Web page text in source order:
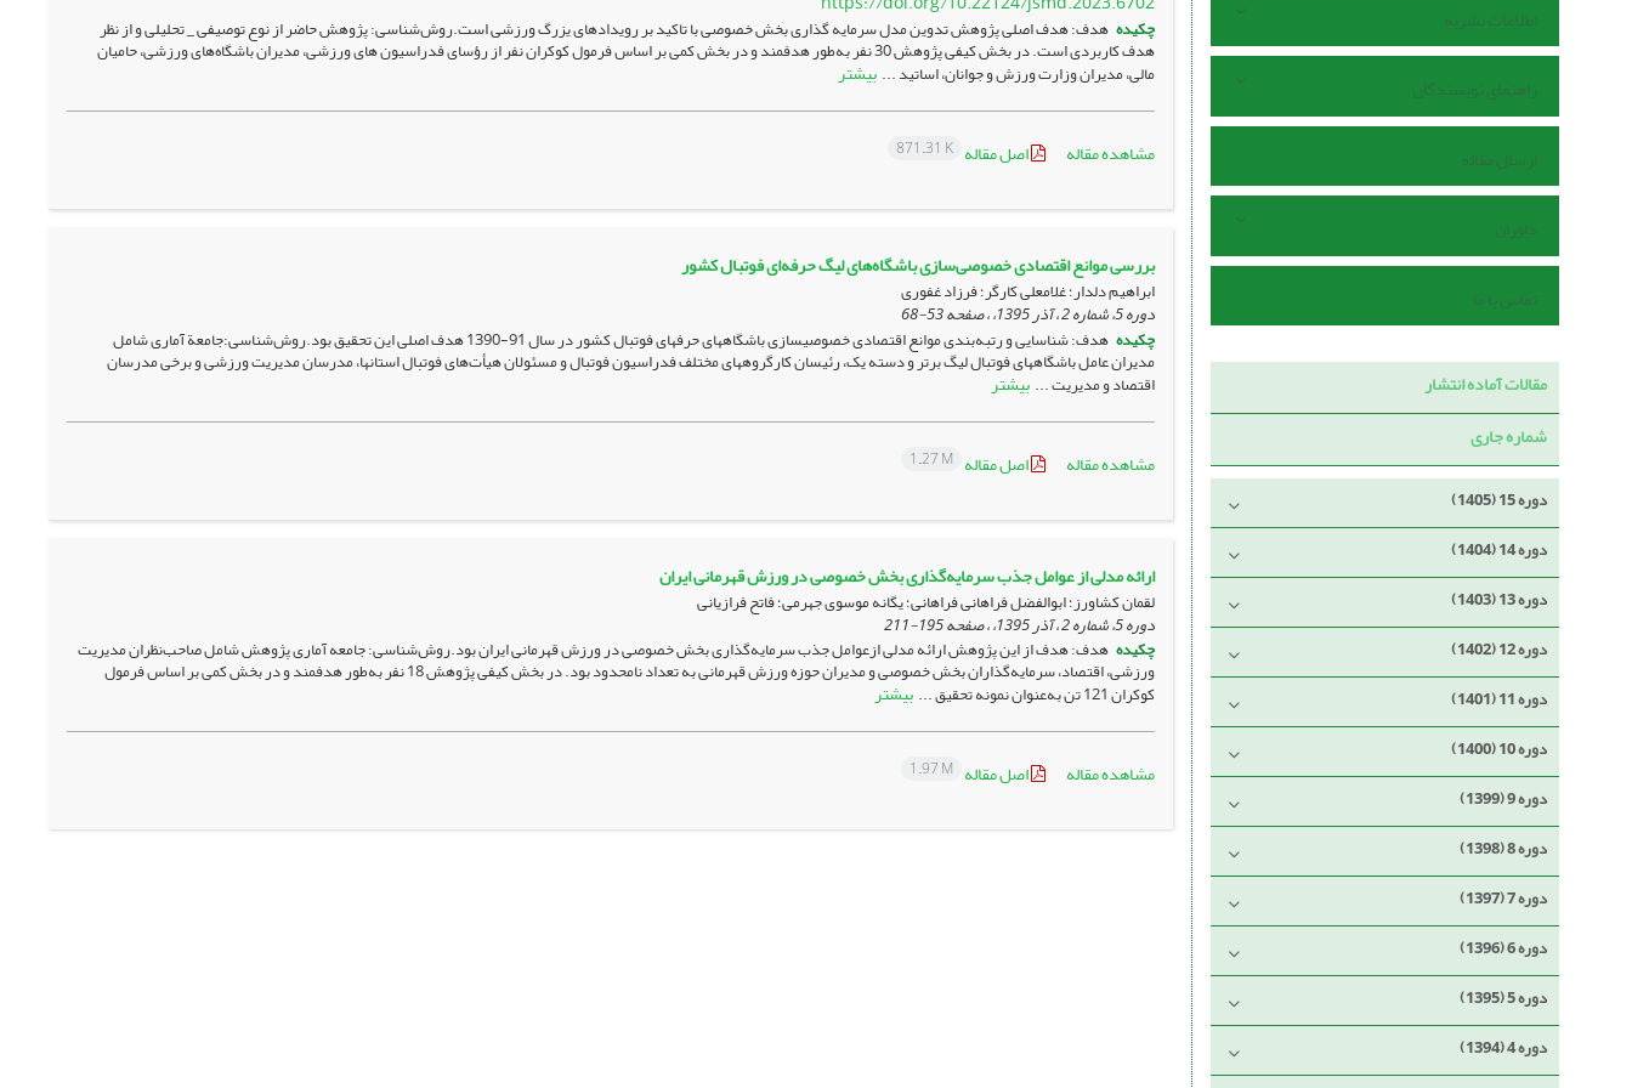
اطلاعات نشریه
راهنمای نویسندگان
ارسال مقاله
داوران
تماس با ما
مقالات آماده انتشار
شماره جاری
دوره 15 (1405)
دوره 14 (1404)
دوره 13 (1403)
دوره 12 (1402)
دوره 11 (1401)
دوره 10 (1400)
دوره 9 (1399)
دوره 8 (1398)
دوره 7 (1397)
دوره 6 (1396)
دوره 5 (1395)
دوره 4 (1394)
چکیده هدف: هدف اصلی پژوهش تدوین مدل سرمایه گذاری بخش خصوصی با تاکید بر رویدادهای یزرگ ورزشی است.روش‌شناسی: پژوهش حاضر از نوع توصیفی _ تحلیلی و از نظر
هدف کاربردی است. در بخش کیفی پژوهش 30 نفر به‌طور هدفمند و در بخش کمی بر اساس فرمول کوکران نفر از رؤسای فدراسیون های ورزشی، مدیران باشگاه‌های ورزشی، حامیان
مالی، مدیران وزارت ورزش و جوانان، اساتید ...بیشتر
مشاهده مقاله اصل مقاله 871.31 K
بررسی موانع اقتصادی خصوصی‌سازی باشگاه‌های لیگ حرفه‌ای فوتبال کشور
ابراهیم دلدار؛ غلامعلی کارگر؛ فرزاد غفوری
دوره 5، شماره 2 ، آذر 1395، ، صفحه
53-68
چکیده
هدف: شناسایی و رتبه‌بندی موانع اقتصادی خصوصی­سازی باشگاه­های حرفه­ای فوتبال کشور در سال 91-1390 هدف اصلی این تحقیق بود.روش‌شناسی:جامعة آماری شامل
مدیران عامل باشگاه­های فوتبال لیگ برتر و دسته یک، رئیسان کارگروه­های مختلف فدراسیون فوتبال و مسئولان هیأت‌های فوتبال استان­ها، مدرسان مدیریت ورزشی و برخی مدرسان
اقتصاد و مدیریت ...بیشتر
مشاهده مقاله اصل مقاله 1.27 M
ارائه مدلی از عوامل جذب سرمایه‌گذاری بخش خصوصی در ورزش قهرمانی ایران
لقمان کشاورز؛ ابوالفضل فراهانی فراهانی؛ یگانه موسوی جهرمی؛ فاتح فرازیانی
دوره 5، شماره 2 ، آذر 1395، ، صفحه
195-211
چکیده هدف: هدف از این پژوهش ارائه مدلی ازعوامل جذب سرمایه‌گذاری بخش خصوصی در ورزش قهرمانی ایران بود.روش‌شناسی: جامعه آماری پژوهش شامل صاحب‌نظران مدیریت
ورزشی، اقتصاد، سرمایه‌گذاران بخش خصوصی و مدیران حوزه ورزش قهرمانی به تعداد نامحدود بود. در بخش کیفی پژوهش 18 نفر به‌طور هدفمند و در بخش کمی بر اساس فرمول
کوکران 121 تن به‌عنوان نمونه تحقیق ... بیشتر
مشاهده مقاله اصل مقاله 1.97 M